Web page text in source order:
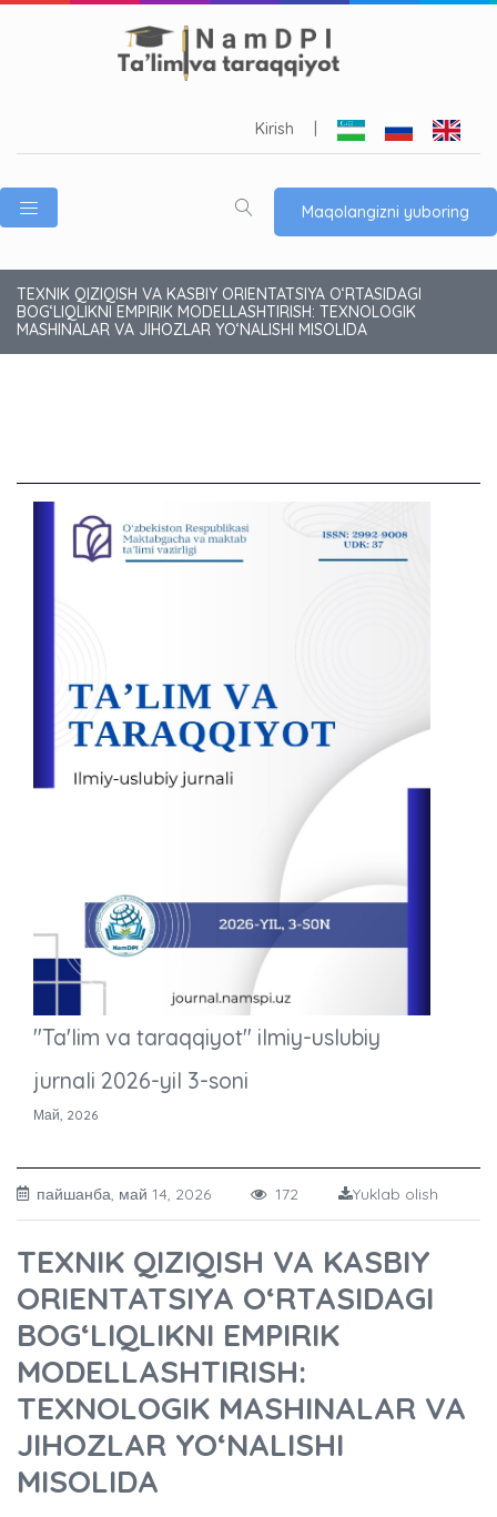
Kirish
Maqolangizni yuboring
TEXNIK QIZIQISH VA KASBIY ORIENTATSIYA O‘RTASIDAGI
BOG‘LIQLIKNI EMPIRIK MODELLASHTIRISH: TEXNOLOGIK
MASHINALAR VA JIHOZLAR YO‘NALISHI MISOLIDA
"Ta'lim va taraqqiyot" ilmiy-uslubiy
jurnali 2026-yil 3-soni
Май, 2026
пайшанба, май 14, 2026 172 Yuklab olish
TEXNIK QIZIQISH VA KASBIY
ORIENTATSIYA O‘RTASIDAGI
BOG‘LIQLIKNI EMPIRIK
MODELLASHTIRISH:
TEXNOLOGIK MASHINALAR VA
JIHOZLAR YO‘NALISHI
MISOLIDA